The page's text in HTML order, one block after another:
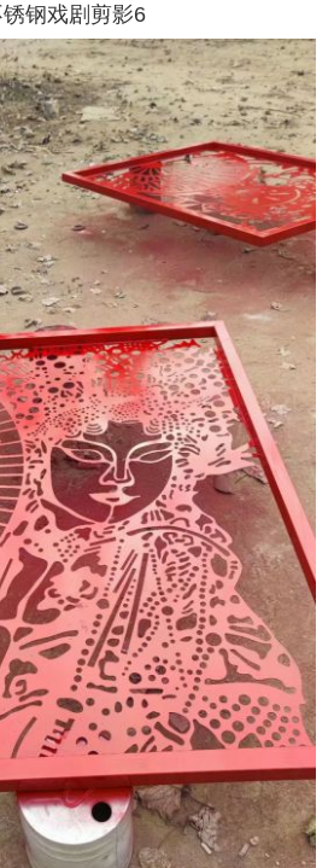
钢戏剧剪影6